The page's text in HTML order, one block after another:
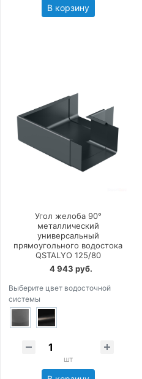
В корзину
Угол желоба 90°
металлический
универсальный
прямоугольного водостока
QSTALYO 125/80
4 943 руб.
Выберите цвет водосточной
системы
шт